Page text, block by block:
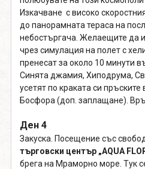
Изкачване с високо
до панорамната тераса на
небостъргача. Желаещите да
чрез симулация на полет с
пренесат за около 10 минути
Синята джамия, Хиподрума,
усетят по краката си пръските
Босфора (доп. заплащане).
Ден 4
Закуска. Посещение със
търговски център „AQUA
брега на Мраморно море. Тук